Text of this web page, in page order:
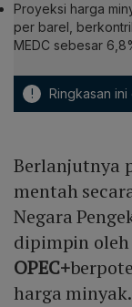
Proyeksi harga
per barel,
MEDC sebesar
! Ringkasan
Berlanjutnya
mentah
Negara
dipimpin oleh
OPEC+
harga minyak.